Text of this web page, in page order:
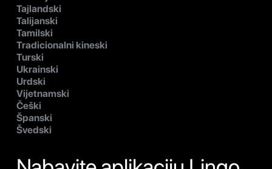
Tajlandski
Talijanski
Tamilski
Tradicionalni kineski
Turski
Ukrainski
Urdski
Vijetnamski
Češki
Španski
Švedski